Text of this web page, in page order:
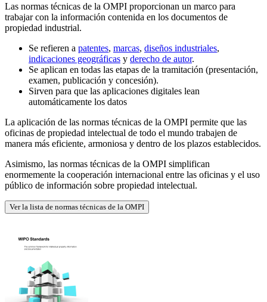
Las normas técnicas de la OMPI proporcionan un marco para
trabajar con la información contenida en los documentos de
propiedad industrial.
Se refieren a patentes, marcas, diseños industriales,
indicaciones geográficas y derecho de autor.
Se aplican en todas las etapas de la tramitación (presentación,
examen, publicación y concesión).
Sirven para que las aplicaciones digitales lean
automáticamente los datos
La aplicación de las normas técnicas de la OMPI permite que las
oficinas de propiedad intelectual de todo el mundo trabajen de
manera más eficiente, armoniosa y dentro de los plazos establecidos.
Asimismo, las normas técnicas de la OMPI simplifican
enormemente la cooperación internacional entre las oficinas y el uso
público de información sobre propiedad intelectual.
Ver la lista de normas técnicas de la OMPI